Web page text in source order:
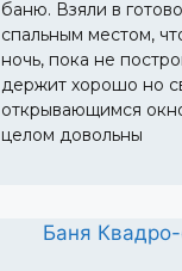
баню. Взяли в
спальным местом,
ночь, пока не
держит хорошо но
открывающимся
целом довольны